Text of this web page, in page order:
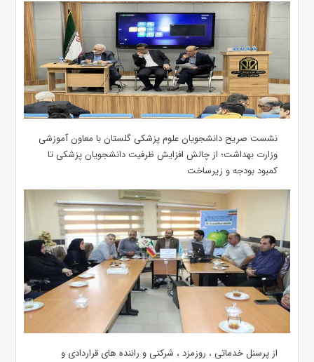
نشست صریح دانشجویان علوم پزشکی گلستان با معاون آموزشی
وزارت بهداشت؛ از چالش افزایش ظرفیت دانشجویان ‌پزشکی تا
کمبود بودجه و زیرساخت
از پرسنل خدماتی ، روزمزد ، شرکتی و راننده های قراردادی و